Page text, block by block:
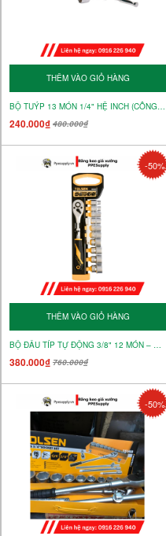
THÊM VÀO GIỎ HÀNG
BỘ TUÝP 13 MÓN 1/4" HỆ INCH (CÔNG NGHIỆP) – MÃ 15390
240.000₫ 480.000₫
-50%
THÊM VÀO GIỎ HÀNG
BỘ ĐẦU TÍP TỰ ĐỘNG 3/8" 12 MÓN – MÃ 15151
380.000₫ 760.000₫
-50%